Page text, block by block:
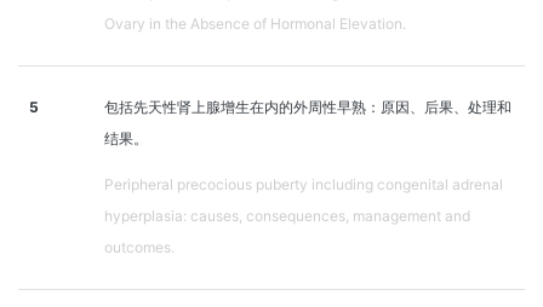
Ovary in the Absence of Hormonal Elevation.
5
包括先天性肾上腺增生在内的外周性早熟：原因、后果、处理和
结果。
Peripheral precocious puberty including congenital adrenal
hyperplasia: causes, consequences, management and
outcomes.